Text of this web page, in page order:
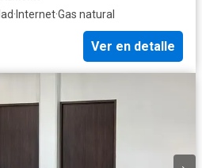
· Internet·Gas natural
Ver en detalle